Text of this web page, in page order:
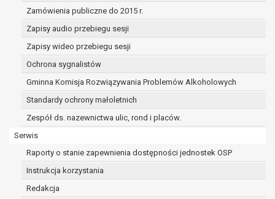
Zamówienia publiczne do 2015 r.
Zapisy audio przebiegu sesji
Zapisy wideo przebiegu sesji
Ochrona sygnalistów
Gminna Komisja Rozwiązywania Problemów Alkoholowych
Standardy ochrony małoletnich
Zespół ds. nazewnictwa ulic, rond i placów.
Serwis
Raporty o stanie zapewnienia dostępności jednostek OSP
Instrukcja korzystania
Redakcja
osoba, której dane dotyczą
kwestionuje prawidłowość danych
osobowych – na okres pozwalający
administratorowi sprawdzić
przetwarzanie danych jest niezgodne
z prawem, a osoba, której dane
dotyczą, sprzeciwia się usunięciu
danych, żądając w zamian ich
ograniczenia,
danych dla swoich celów, ale osoba,
której dane dotyczą, potrzebuje ich do
ustalenia, obrony lub dochodzenia
roszczeń,